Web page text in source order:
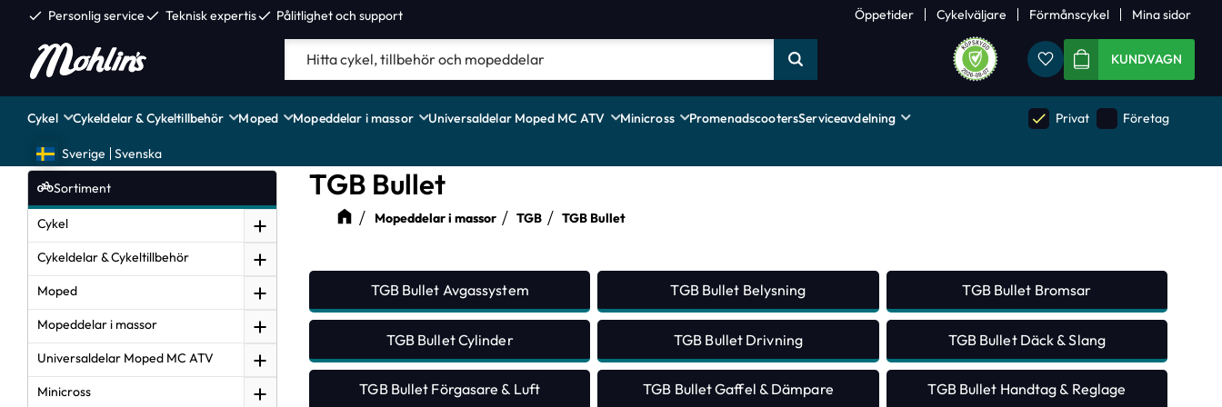
check Personlig servicecheck Teknisk expertischeck Pålitlighet och support Öppetider Cykelväljare Förmånscykel Mina sidor
FavoriterKUNDVAGN
Cykel Cykeldelar & Cykeltillbehör Moped Mopeddelar i massor Universaldelar Moped MC ATV Minicross PromenadscootersServiceavdelning done Privat Företag
Sverige Svenska
TGB Bullet
Mopeddelar i massor TGB TGB Bullet
TGB Bullet Avgassystem TGB Bullet Belysning TGB Bullet Bromsar
TGB Bullet Cylinder TGB Bullet Drivning TGB Bullet Däck & Slang
TGB Bullet Förgasare & Luft TGB Bullet Gaffel & Dämpare TGB Bullet Handtag & Reglage
Sortiment
Cykel
Cykeldelar & Cykeltillbehör
Moped
Mopeddelar i massor
Universaldelar Moped MC ATV
Minicross